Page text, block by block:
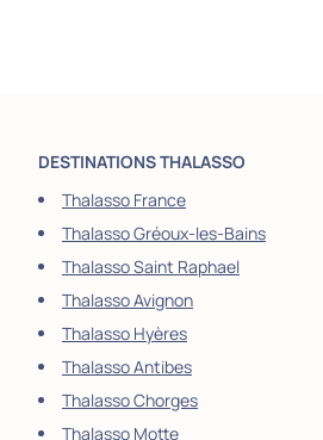
DESTINATIONS THALASSO
Thalasso France
Thalasso Gréoux-les-Bains
Thalasso Saint Raphael
Thalasso Avignon
Thalasso Hyères
Thalasso Antibes
Thalasso Chorges
Thalasso Motte